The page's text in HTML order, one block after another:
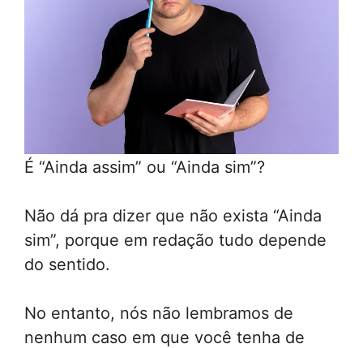
É “Ainda assim” ou “Ainda sim”?
Não dá pra dizer que não exista “Ainda
sim”, porque em redação tudo depende
do sentido.
No entanto, nós não lembramos de
nenhum caso em que você tenha de